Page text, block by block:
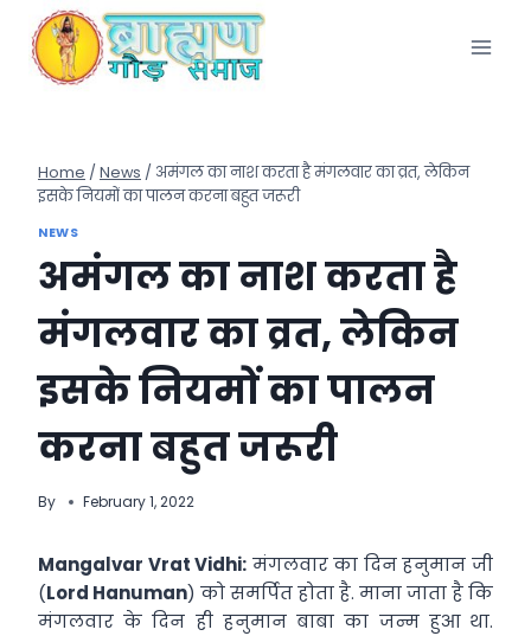
content
Home / News / अमंगल का नाश करता है मंगलवार का व्रत, लेकिन
इसके नियमों का पालन करना बहुत जरूरी
NEWS
अमंगल का नाश करता है
मंगलवार का व्रत, लेकिन
इसके नियमों का पालन
करना बहुत जरूरी
By February 1, 2022
Mangalvar Vrat Vidhi: मंगलवार का दिन हनुमान जी
(Lord Hanuman) को समर्पित होता है. माना जाता है कि
मंगलवार के दिन ही हनुमान बाबा का जन्म हुआ था.